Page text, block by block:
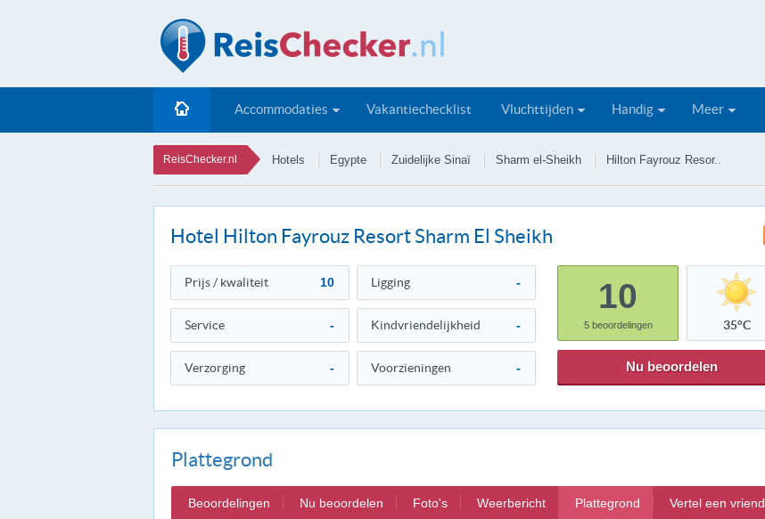
Accommodaties Vakantiechecklist Vluchttijden Handig Meer
ReisChecker.nl Hotels Egypte Zuidelijke Sinaï Sharm el-Sheikh Hilton Fayrouz Resor..
Hotel Hilton Fayrouz Resort Sharm El Sheikh
Prijs / kwaliteit 10 Ligging -
Service - Kindvriendelijkheid -
Verzorging - Voorzieningen -
10
5beoordelingen 35°C
Nu beoordelen
Plattegrond
Beoordelingen Nu beoordelen Foto's Weerbericht Plattegrond Vertel een vriend